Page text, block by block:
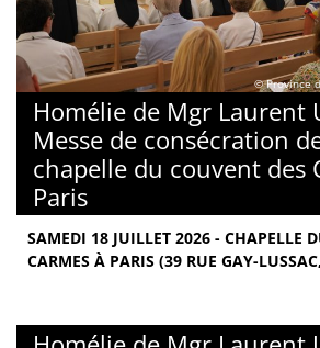
© Province
Homélie de Mgr Laurent
Messe de consécration
chapelle du couvent des
Paris
SAMEDI 18 JUILLET 2026 - CHAPELLE
CARMES À PARIS (39 RUE GAY-